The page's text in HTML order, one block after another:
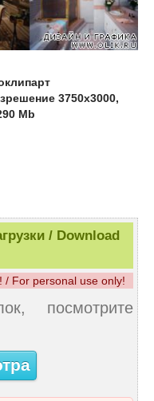
3750x3000,
Mb
/ Download
/ For personal use only!
посмотрите